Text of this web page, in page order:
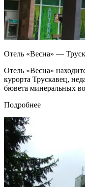
Отель «Весна» —
Отель «Весна»
курорта Трускавец,
бювета минеральных
Подробнее